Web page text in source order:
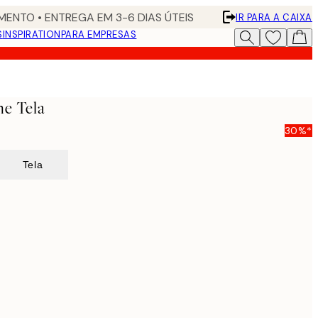
• ENTREGA EM 3-6 DIAS ÚTEIS
IR PARA A CAIXA
INSPIRATIONPARA EMPRESAS
Tela
30%*
Tela